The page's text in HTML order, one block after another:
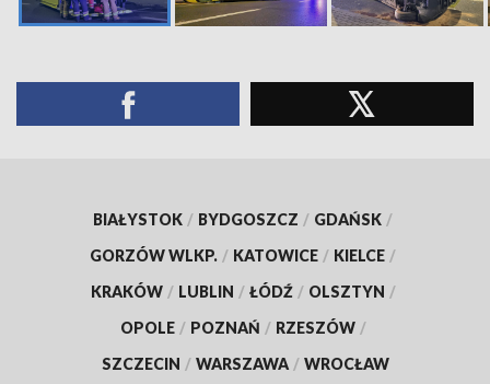
BIAŁYSTOK / BYDGOSZCZ / GDAŃSK /
GORZÓW WLKP. / KATOWICE / KIELCE /
KRAKÓW / LUBLIN / ŁÓDŹ / OLSZTYN /
OPOLE / POZNAŃ / RZESZÓW /
SZCZECIN / WARSZAWA / WROCŁAW